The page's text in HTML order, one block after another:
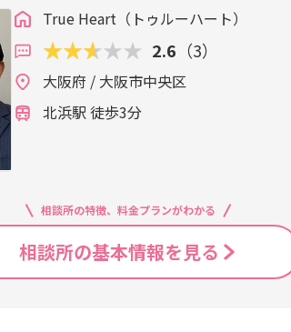
True Heart（トゥルーハート）
2.6 （3）
大阪府 / 大阪市中央区
北浜駅 徒歩3分
相談所の特徴、料金プランがわかる
相談所の基本情報を見る